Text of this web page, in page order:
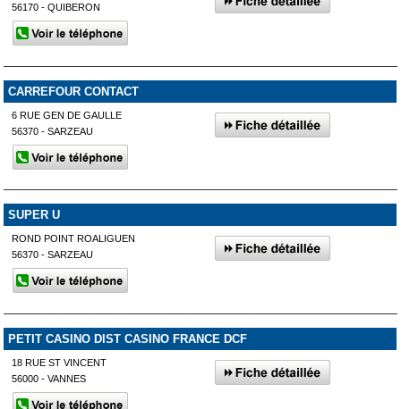
56170 - QUIBERON
CARREFOUR CONTACT
6 RUE GEN DE GAULLE
56370 - SARZEAU
SUPER U
ROND POINT ROALIGUEN
56370 - SARZEAU
PETIT CASINO DIST CASINO FRANCE DCF
18 RUE ST VINCENT
56000 - VANNES